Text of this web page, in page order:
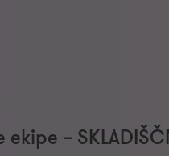
–